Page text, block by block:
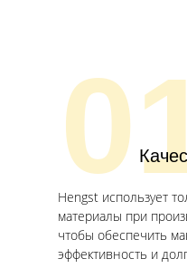
Hengst использует
материалы при
чтобы обеспечить
эффективность и